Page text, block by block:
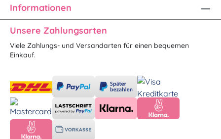
Informationen
Unsere Zahlungsarten
Viele Zahlungs- und Versandarten für einen bequemen
Einkauf.